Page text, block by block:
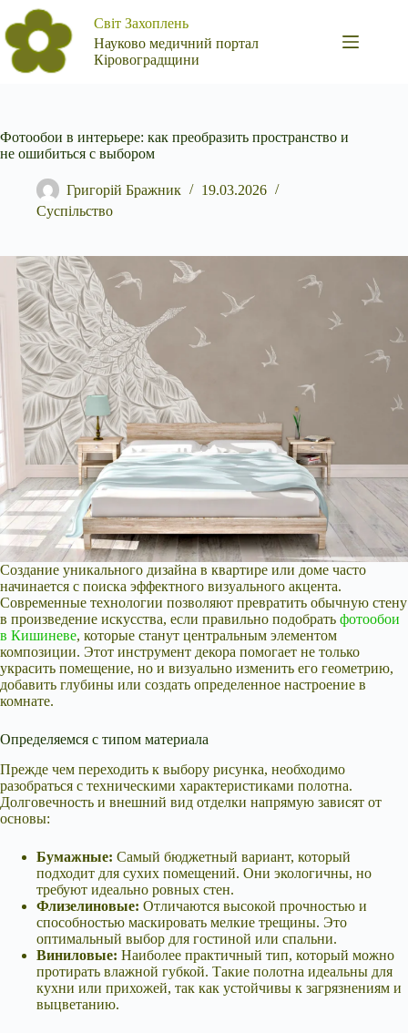
Перейти
до
вмісту
Світ Захоплень
Науково медичний портал
Кіровоградщини
Фотообои в интерьере: как преобразить пространство и
не ошибиться с выбором
Григорій Бражник
19.03.2026
Суспільство
Создание уникального дизайна в квартире или доме часто
начинается с поиска эффектного визуального акцента.
Современные технологии позволяют превратить обычную стену
в произведение искусства, если правильно подобрать фотообои
в Кишиневе, которые станут центральным элементом
композиции. Этот инструмент декора помогает не только
украсить помещение, но и визуально изменить его геометрию,
добавить глубины или создать определенное настроение в
комнате.
Определяемся с типом материала
Прежде чем переходить к выбору рисунка, необходимо
разобраться с техническими характеристиками полотна.
Долговечность и внешний вид отделки напрямую зависят от
основы:
Бумажные: Самый бюджетный вариант, который
подходит для сухих помещений. Они экологичны, но
требуют идеально ровных стен.
Флизелиновые: Отличаются высокой прочностью и
способностью маскировать мелкие трещины. Это
оптимальный выбор для гостиной или спальни.
Виниловые: Наиболее практичный тип, который можно
протирать влажной губкой. Такие полотна идеальны для
кухни или прихожей, так как устойчивы к загрязнениям и
выцветанию.